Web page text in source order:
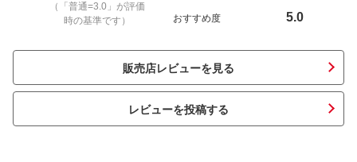
（「普通=3.0」が評価
時の基準です）
おすすめ度 5.0
販売店レビューを見る
レビューを投稿する